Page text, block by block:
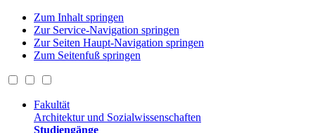
Zum Inhalt springen
Zur Service-Navigation springen
Zur Seiten Haupt-Navigation springen
Zum Seitenfuß springen
Fakultät
Architektur und Sozialwissenschaften
Studiengänge